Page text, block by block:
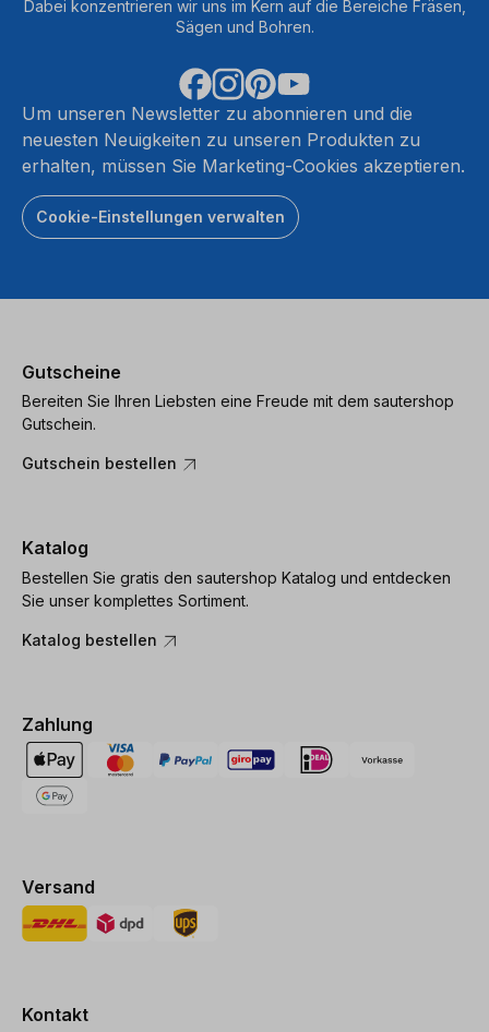
Dabei konzentrieren wir uns im Kern auf die Bereiche Fräsen,
Sägen und Bohren.
Um unseren Newsletter zu abonnieren und die
neuesten Neuigkeiten zu unseren Produkten zu
erhalten, müssen Sie Marketing-Cookies akzeptieren.
Cookie-Einstellungen verwalten
Gutscheine
Bereiten Sie Ihren Liebsten eine Freude mit dem sautershop
Gutschein.
Gutschein bestellen
Katalog
Bestellen Sie gratis den sautershop Katalog und entdecken
Sie unser komplettes Sortiment.
Katalog bestellen
Zahlung
Versand
Kontakt